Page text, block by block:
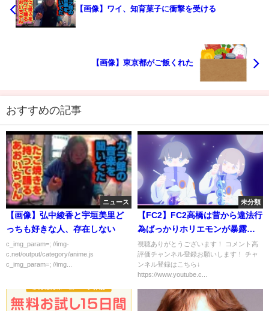
【画像】ワイ、知育菓子に衝撃を受ける
【画像】東京都がご飯くれた
おすすめの記事
ニュース
【画像】弘中綾香と宇垣美里ど
っちも好きな人、存在しない
c_img_param=; //img-
c.net/output/category/anime.js
c_img_param=; //img...
未分類
【FC2】FC2高橋は昔から違法行
為ばっかりホリエモンが暴露し
ます！ガーシーと仲がいい理由
を、ひろゆきと語る！（堀江貴
文、西村博之、東谷義和、街録
視聴ありがとうございます！ コメント高
評価チャンネル登録お願いします！ チャ
ンネル登録はこちら↓
https://www.youtube.c...